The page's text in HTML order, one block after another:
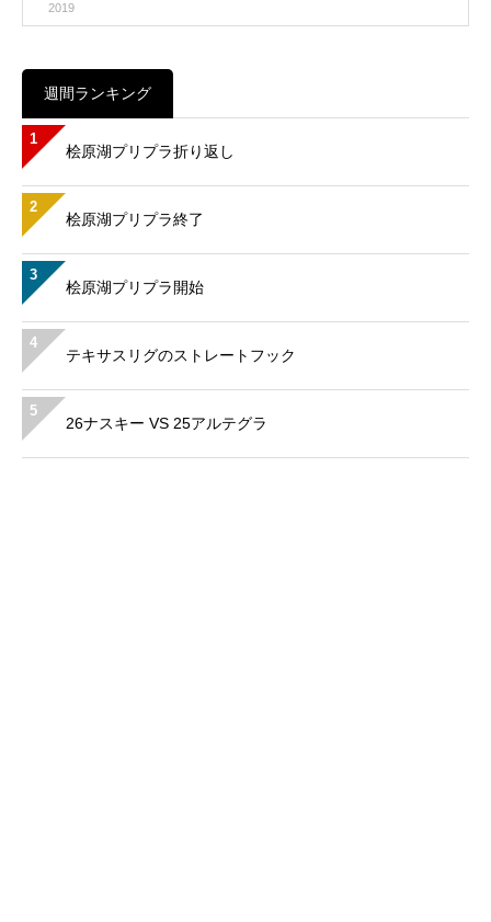
2019
週間ランキング
1
桧原湖プリプラ折り返し
2
桧原湖プリプラ終了
3
桧原湖プリプラ開始
4
テキサスリグのストレートフック
5
26ナスキー VS 25アルテグラ